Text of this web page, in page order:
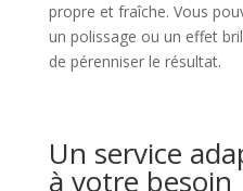
propre et fraîche. Vous
un polissage ou un effet
de pérenniser le résultat.
Un service
à votre besoin